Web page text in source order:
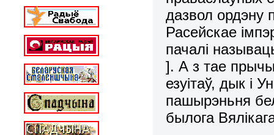
дазвол ордэну
Расейскае
пачалі
]. А з тае
езуітаў, дык і
пашырэньня
былога